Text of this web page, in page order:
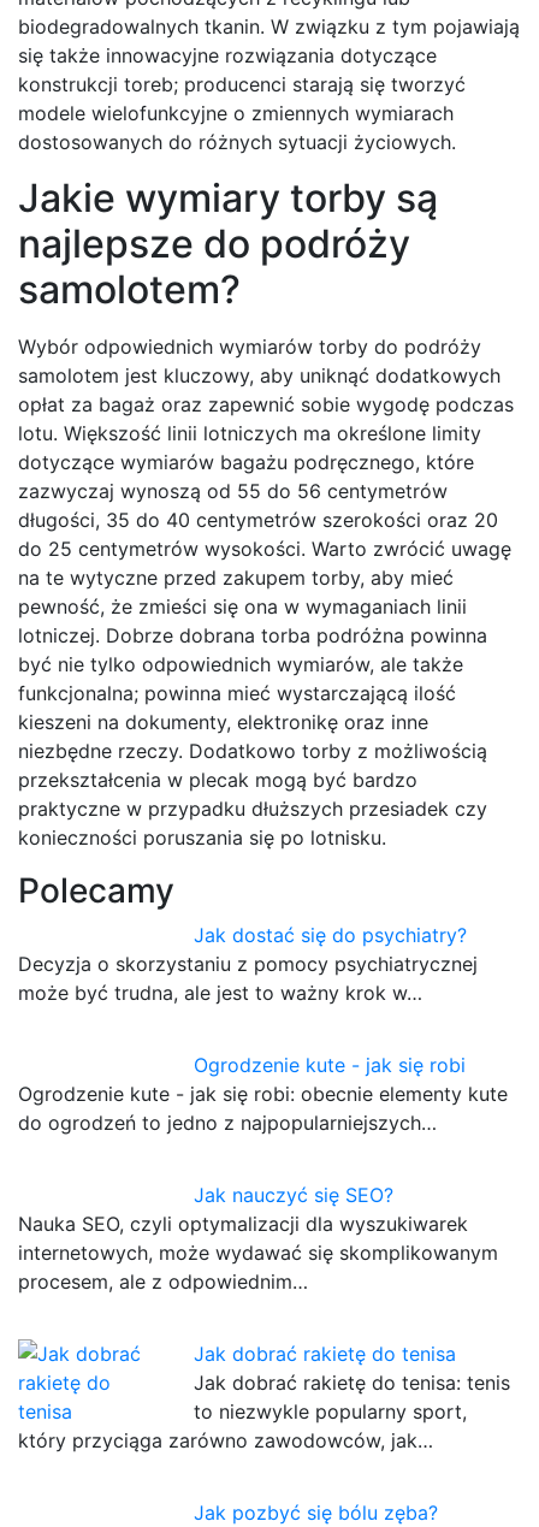
biodegradowalnych tkanin. W związku z tym pojawiają
się także innowacyjne rozwiązania dotyczące
konstrukcji toreb; producenci starają się tworzyć
modele wielofunkcyjne o zmiennych wymiarach
dostosowanych do różnych sytuacji życiowych.
Jakie wymiary torby są
najlepsze do podróży
samolotem?
Wybór odpowiednich wymiarów torby do podróży
samolotem jest kluczowy, aby uniknąć dodatkowych
opłat za bagaż oraz zapewnić sobie wygodę podczas
lotu. Większość linii lotniczych ma określone limity
dotyczące wymiarów bagażu podręcznego, które
zazwyczaj wynoszą od 55 do 56 centymetrów
długości, 35 do 40 centymetrów szerokości oraz 20
do 25 centymetrów wysokości. Warto zwrócić uwagę
na te wytyczne przed zakupem torby, aby mieć
pewność, że zmieści się ona w wymaganiach linii
lotniczej. Dobrze dobrana torba podróżna powinna
być nie tylko odpowiednich wymiarów, ale także
funkcjonalna; powinna mieć wystarczającą ilość
kieszeni na dokumenty, elektronikę oraz inne
niezbędne rzeczy. Dodatkowo torby z możliwością
przekształcenia w plecak mogą być bardzo
praktyczne w przypadku dłuższych przesiadek czy
konieczności poruszania się po lotnisku.
Polecamy
Jak dostać się do psychiatry?
Decyzja o skorzystaniu z pomocy psychiatrycznej
może być trudna, ale jest to ważny krok w…
Ogrodzenie kute - jak się robi
Ogrodzenie kute - jak się robi: obecnie elementy kute
do ogrodzeń to jedno z najpopularniejszych…
Jak nauczyć się SEO?
Nauka SEO, czyli optymalizacji dla wyszukiwarek
internetowych, może wydawać się skomplikowanym
procesem, ale z odpowiednim…
Jak dobrać rakietę do tenisa
Jak dobrać rakietę do tenisa: tenis
to niezwykle popularny sport,
który przyciąga zarówno zawodowców, jak…
Jak pozbyć się bólu zęba?